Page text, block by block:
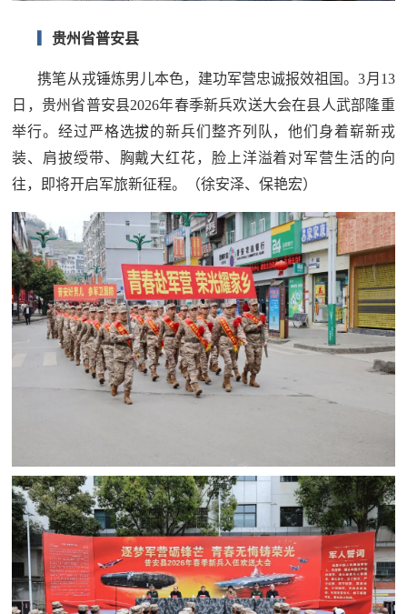
贵州省普安县
携笔从戎锤炼男儿本色，建功军营忠诚报效祖国。3月13
日，贵州省普安县2026年春季新兵欢送大会在县人武部隆重
举行。经过严格选拔的新兵们整齐列队，他们身着崭新戎
装、肩披绶带、胸戴大红花，脸上洋溢着对军营生活的向
往，即将开启军旅新征程。（徐安泽、保艳宏）